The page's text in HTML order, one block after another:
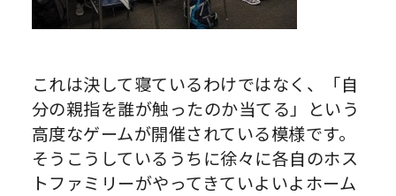
これは決して寝ているわけではなく、「自
分の親指を誰が触ったのか当てる」という
高度なゲームが開催されている模様です。
そうこうしているうちに徐々に各自のホス
トファミリーがやってきていよいよホーム